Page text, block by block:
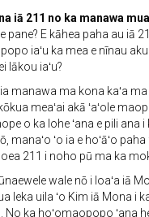
iā 211 no ka manawa
pane? E kāhea paha au iā
iaʻu ka mea e nīnau
lākou iaʻu?
manawa ma kona kaʻa
meaʻai akā ʻaʻole
o ka lohe ʻana e pili ana
manaʻo ʻo ia e hoʻāʻo paha
211 i noho pū ma ka
wale nō i loaʻa iā
leka uila ʻo Kim iā Mona i
No ka hoʻomaopopo ʻana